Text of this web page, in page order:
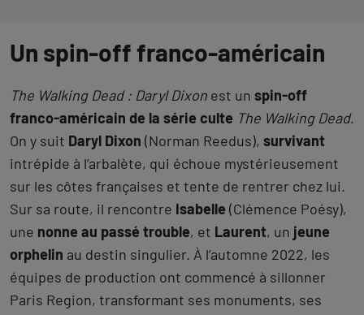
Un spin-off franco-américain
The Walking Dead : Daryl Dixon est un spin-off
franco-américain de la série culte The Walking Dead.
On y suit Daryl Dixon (Norman Reedus), survivant
intrépide à l’arbalète, qui échoue mystérieusement
sur les côtes françaises et tente de rentrer chez lui.
Sur sa route, il rencontre Isabelle (Clémence Poésy),
une nonne au passé trouble, et Laurent, un jeune
orphelin au destin singulier. À l’automne 2022, les
équipes de production ont commencé à sillonner
Paris Region, transformant ses monuments, ses